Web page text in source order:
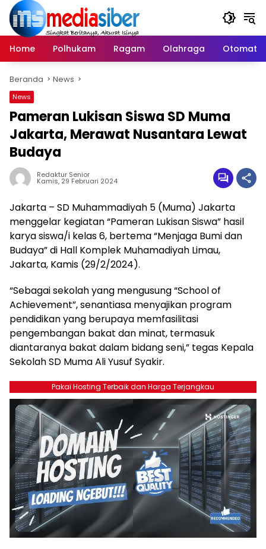
Langsung
konten
Home
Polhukam Ragam Olahraga Otomatif
Beranda News
News
Pameran Lukisan Siswa SD Muma
Jakarta, Merawat Nusantara Lewat
Budaya
Redaktur Senior
Kamis, 29 Februari 2024
Jakarta – SD Muhammadiyah 5 (Muma) Jakarta
menggelar kegiatan “Pameran Lukisan Siswa” hasil
karya siswa/i kelas 6, bertema “Menjaga Bumi dan
Budaya” di Hall Komplek Muhamadiyah Limau,
Jakarta, Kamis (29/2/2024).
“Sebagai sekolah yang mengusung “School of
Achievement”, senantiasa menyajikan program
pendidikan yang berupaya memfasilitasi
pengembangan bakat dan minat, termasuk
diantaranya bakat dalam bidang seni,” tegas Kepala
Sekolah SD Muma Ali Yusuf Syakir.
Pakai Hosting Terbaik dan Harga Terjangkau